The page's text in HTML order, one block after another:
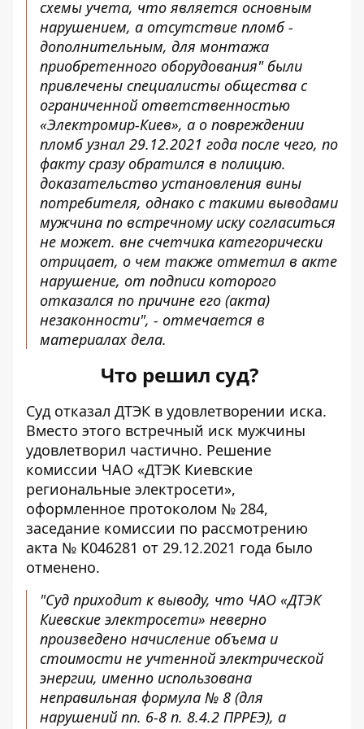
схемы учета, что является основным
нарушением, а отсутствие пломб -
дополнительным, для монтажа
приобретенного оборудования" были
привлечены специалисты общества с
ограниченной ответственностью
«Электромир-Киев», а о повреждении
пломб узнал 29.12.2021 года после чего, по
факту сразу обратился в полицию.
доказательство установления вины
потребителя, однако с такими выводами
мужчина по встречному иску согласиться
не может. вне счетчика категорически
отрицает, о чем также отметил в акте
нарушение, от подписи которого
отказался по причине его (акта)
незаконности", - отмечается в
материалах дела.
Что решил суд?
Суд отказал ДТЭК в удовлетворении иска.
Вместо этого встречный иск мужчины
удовлетворил частично. Решение
комиссии ЧАО «ДТЭК Киевские
региональные электросети»,
оформленное протоколом № 284,
заседание комиссии по рассмотрению
акта № К046281 от 29.12.2021 года было
отменено.
"Суд приходит к выводу, что ЧАО «ДТЭК
Киевские электросети» неверно
произведено начисление объема и
стоимости не учтенной электрической
энергии, именно использована
неправильная формула № 8 (для
нарушений пп. 6-8 п. 8.4.2 ПРРЕЭ), а